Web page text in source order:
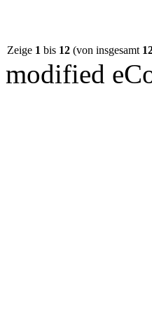
Zeige 1 bis 12 (von insgesamt
modified